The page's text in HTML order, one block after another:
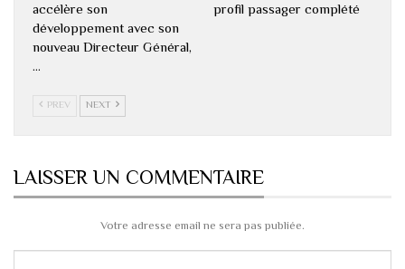
accélère son
développement avec son
nouveau Directeur Général,
…
profil passager complété
PREV NEXT
LAISSER UN COMMENTAIRE
Votre adresse email ne sera pas publiée.